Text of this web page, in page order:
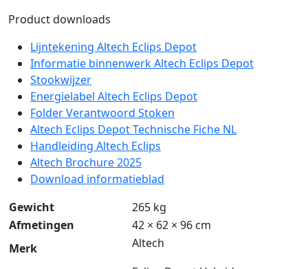
Product downloads
Lijntekening Altech Eclips Depot
Informatie binnenwerk Altech Eclips Depot
Stookwijzer
Energielabel Altech Eclips Depot
Folder Verantwoord Stoken
Altech Eclips Depot Technische Fiche NL
Handleiding Altech Eclips
Altech Brochure 2025
Download informatieblad
Gewicht
265 kg
Afmetingen
42 × 62 × 96 cm
Merk
Altech